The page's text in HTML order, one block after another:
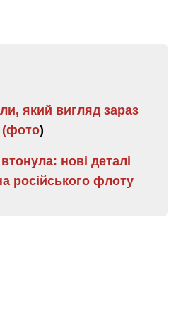
який вигляд зараз
(фото)
нові деталі
російського флоту